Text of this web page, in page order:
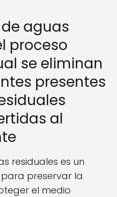
aguas
proceso
se eliminan
presentes
al
residuales es un
preservar la
el medio